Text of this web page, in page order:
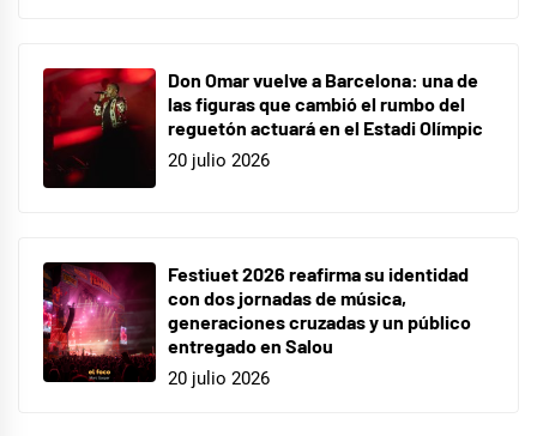
Don Omar vuelve a Barcelona: una de
las figuras que cambió el rumbo del
reguetón actuará en el Estadi Olímpic
20 julio 2026
Festiuet 2026 reafirma su identidad
con dos jornadas de música,
generaciones cruzadas y un público
entregado en Salou
20 julio 2026